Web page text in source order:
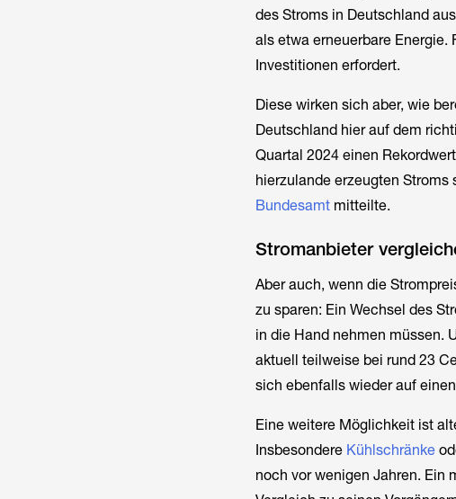
des Stroms in Deutschland
als etwa erneuerbare
Investitionen erfordert.
Diese wirken sich aber, wie
Deutschland hier auf dem
Quartal 2024 einen
hierzulande erzeugten
Bundesamt mitteilte.
Stromanbieter
Aber auch, wenn die
zu sparen: Ein Wechsel des
in die Hand nehmen müssen.
aktuell teilweise bei rund 23
sich ebenfalls wieder auf
Eine weitere Möglichkeit ist
Insbesondere Kühlschränke
noch vor wenigen Jahren. Ein